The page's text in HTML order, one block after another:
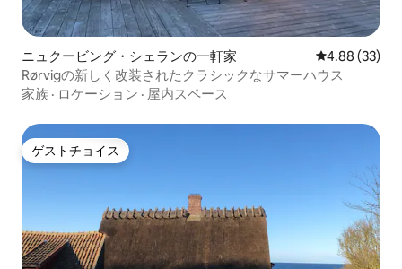
ニュクービング・シェランの一軒家 レビュー33
4.88 (33)
Rørvigの新しく改装されたクラシックなサマーハウス
家族 · ロケーション · 屋内スペース
ゲストチョイス
ゲストチョイス